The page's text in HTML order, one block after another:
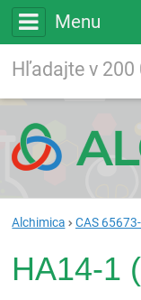
Menu
Alchimica CAS
HA14-1